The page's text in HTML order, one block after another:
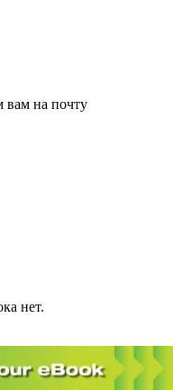
вам на почту
нет.